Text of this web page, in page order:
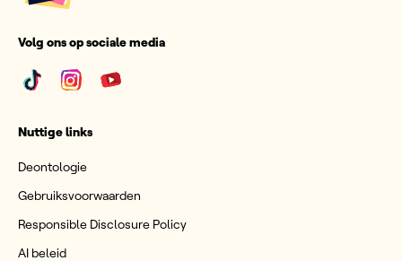
Volg ons op sociale media
Nuttige links
Deontologie
Gebruiksvoorwaarden
Responsible Disclosure Policy
AI beleid